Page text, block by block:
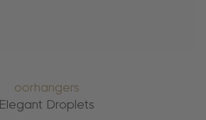
oorhangers
Elegant Droplets